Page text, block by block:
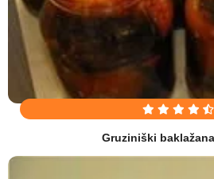
Gruziniški